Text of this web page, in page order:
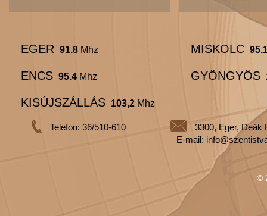
EGER 91.8 Mhz MISKOLC
ENCS 95.4 Mhz GYÖNGYÖS
KISÚJSZÁLLÁS 103,2 Mhz
Telefon: 36/510-610
3300, Eger, Deák
E-mail:
©